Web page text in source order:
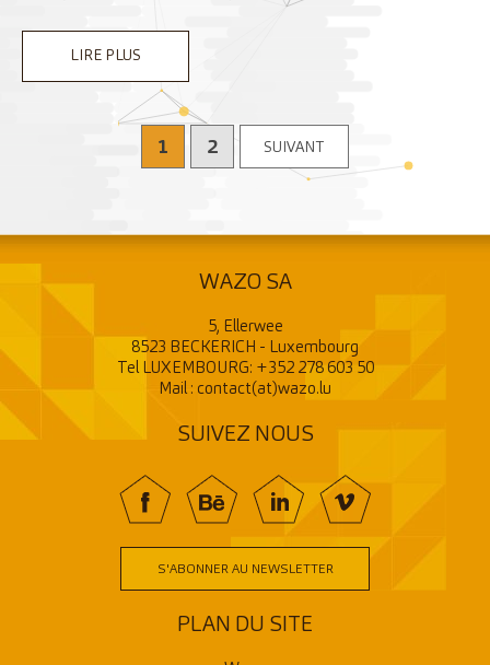
l'intelligence artificielle pour améliorer l'expérience
LIRE PLUS
1 2 SUIVANT
WAZO SA
5, Ellerwee
8523 BECKERICH - Luxembourg
Tel LUXEMBOURG: +352 278 603 50
Mail : contact(at)wazo.lu
SUIVEZ NOUS
BE In V
S'ABONNER AU NEWSLETTER
PLAN DU SITE